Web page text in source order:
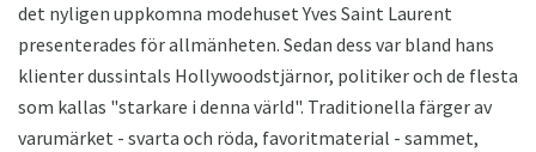
det nyligen uppkomna modehuset Yves Saint Laurent
presenterades för allmänheten. Sedan dess var bland hans
klienter dussintals Hollywoodstjärnor, politiker och de flesta
som kallas "starkare i denna värld". Traditionella färger av
varumärket - svarta och röda, favoritmaterial - sammet,